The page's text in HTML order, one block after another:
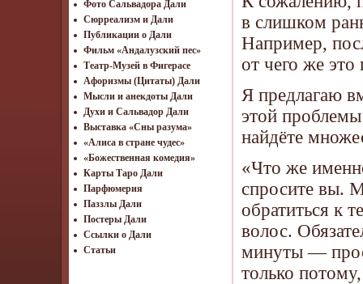
Фото Сальвадора Дали
Cюрреализм и Дали
Публикации о Дали
Фильм «Андалузский пес»
Театр-Музей в Фигерасе
Афоризмы (Цитаты) Дали
Мысли и анекдоты Дали
Духи и Сальвадор Дали
Выставка «Сны разума»
«Алиса в стране чудес»
«Божественная комедия»
Карты Таро Дали
Парфюмерия
Паззлы Дали
Постеры Дали
Ссылки о Дали
Статьи
в слишком
Например,
от чего же
Я предлагаю
этой
найдёте
«Что же
спросите вы.
обратиться к
волос.
минуты —
только